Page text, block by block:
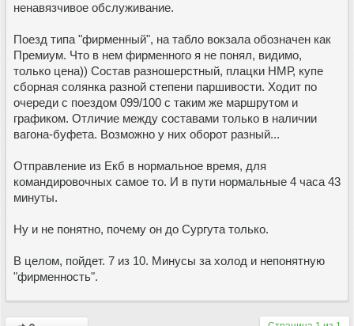
ненавязчивое обслуживание.
Поезд типа "фирменный", на табло вокзала обозначен как
Премиум. Что в нем фирменного я не понял, видимо,
только цена)) Состав разношерстный, плацки НМР, купе
сборная солянка разной степени паршивости. Ходит по
очереди с поездом 099/100 с таким же маршрутом и
графиком. Отличие между составами только в наличии
вагона-буфета. Возможно у них оборот разный...
Отправление из Екб в нормальное время, для
командировочных самое то. И в пути нормальные 4 часа 43
минуты.
Ну и не понятно, почему он до Сургута только.
В целом, пойдет. 7 из 10. Минусы за холод и непонятную
"фирменность".